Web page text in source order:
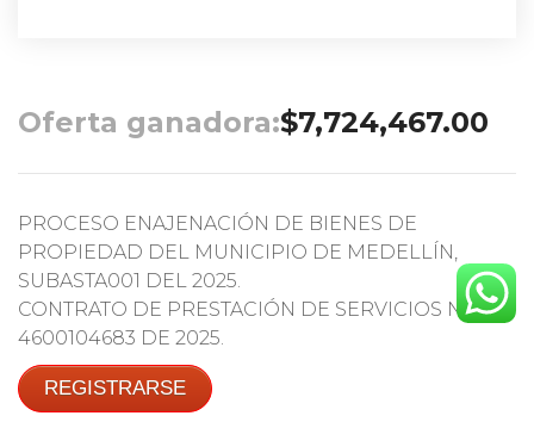
Oferta ganadora:$7,724,467.00
PROCESO ENAJENACIÓN DE BIENES DE
PROPIEDAD DEL MUNICIPIO DE MEDELLÍN,
SUBASTA001 DEL 2025.
CONTRATO DE PRESTACIÓN DE SERVICIOS No.
4600104683 DE 2025.
REGISTRARSE